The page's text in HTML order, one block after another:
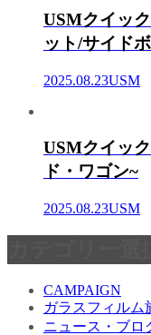
USMクイッ
ット/サイド
2025.08.23USM
USMクイッ
ド・ワゴン~
2025.08.23USM
CAMPAIGN
ガラスフィルム
ニュース・ブロ